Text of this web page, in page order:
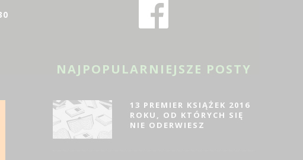
NAJPOPULARNIEJSZE POSTY
13 PREMIER KSIĄŻEK 2016
ROKU, OD KTÓRYCH SIĘ
NIE ODERWIESZ